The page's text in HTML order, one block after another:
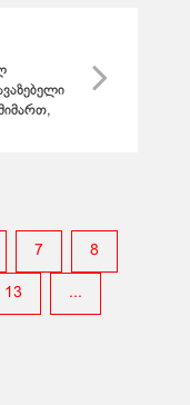
7 8
13 ...